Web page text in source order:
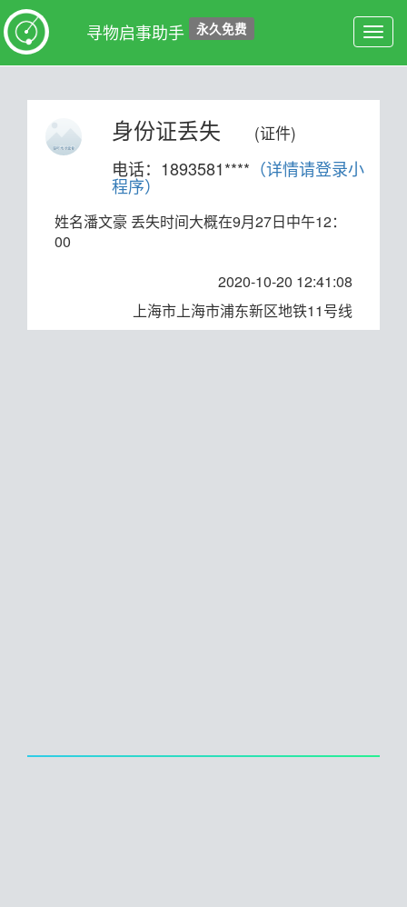
寻物启事助手 永久免费
身份证丢失 (证件)
电话：1893581**** （详情请登录小
程序）
姓名潘文豪 丢失时间大概在9月27日中午12：
00
2020-10-20 12:41:08
上海市上海市浦东新区地铁11号线